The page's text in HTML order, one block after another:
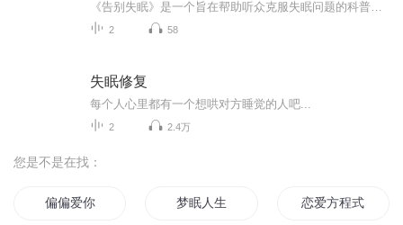
2 58
失眠修复
每个人心里都有一个想哄对方睡觉的人吧...
2 2.4万
您是不是在找：
偏偏爱你 梦眠人生 恋爱方程式偏偏